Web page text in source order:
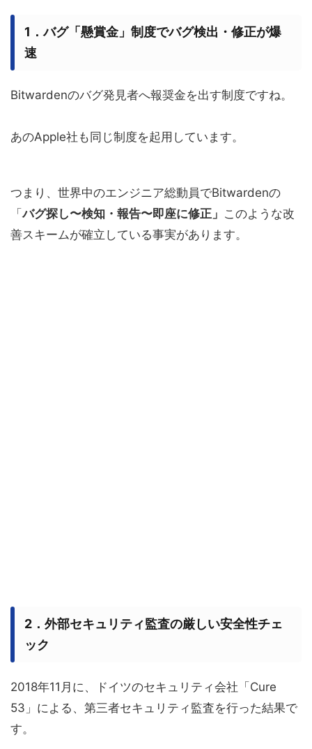
1．バグ「懸賞金」制度でバグ検出・修正が爆
速
Bitwardenのバグ発見者へ報奨金を出す制度ですね。
あのApple社も同じ制度を起用しています。
つまり、世界中のエンジニア総動員でBitwardenの
「バグ探し〜検知・報告〜即座に修正」 このような改
善スキームが確立している事実があります。
2．外部セキュリティ監査の厳しい安全性チェ
ック
2018年11月に、ドイツのセキュリティ会社「Cure
53」による、第三者セキュリティ監査を行った結果で
す。